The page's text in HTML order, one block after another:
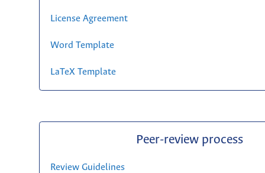
License Agreement
Word Template
LaTeX Template
Peer-review process
Review Guidelines